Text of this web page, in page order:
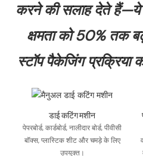
करने की सलाह देते हैं—ये
क्षमता को 50% तक
स्टॉप पैकेजिंग
डाई कटिंग मशीन
पेपरबोर्ड, कार्डबोर्ड, नालीदार बोर्ड, पीवीसी
बॉक्स, प्लास्टिक शीट और चमड़े के लिए
उपयुक्त।